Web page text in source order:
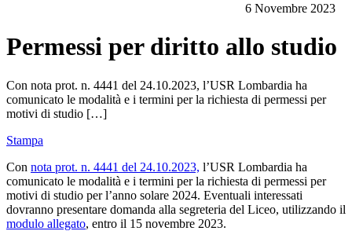
6 Novembre 2023
Permessi per diritto allo studio
Con nota prot. n. 4441 del 24.10.2023, l’USR Lombardia ha
comunicato le modalità e i termini per la richiesta di permessi per
motivi di studio […]
Stampa
Con nota prot. n. 4441 del 24.10.2023, l’USR Lombardia ha
comunicato le modalità e i termini per la richiesta di permessi per
motivi di studio per l’anno solare 2024. Eventuali interessati
dovranno presentare domanda alla segreteria del Liceo, utilizzando il
modulo allegato, entro il 15 novembre 2023.